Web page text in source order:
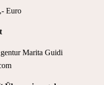
Euro
Marita Guidi